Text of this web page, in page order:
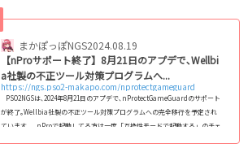
まかぽっぽNGS2024.08.19
【nProサポート終了】8月21日のアプデで､Wellbi
a社製の不正ツール対策プログラムへ...
https://ngs.pso2-makapo.com/nprotectgameguard
PSO2NGSは､2024年8月21日のアプデで､nProtectGameGuardのサポート
が終了｡Wellbia社製の不正ツール対策プログラムへの完全移行を予定され
ています｡ nProで起動してる方は一度「互換性モードで起動する」のチェ